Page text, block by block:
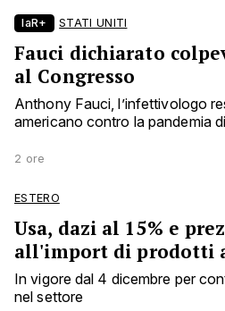
laR+ STATI UNITI
Fauci dichiarato
al Congresso
Anthony Fauci, l’infettivologo
americano contro la pandemia
2 ore
ESTERO
Usa, dazi al 15% e
all'import di prodotti
In vigore dal 4 dicembre per
nel settore